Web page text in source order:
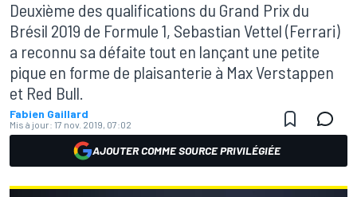
Deuxième des qualifications du Grand Prix du
Brésil 2019 de Formule 1, Sebastian Vettel (Ferrari)
a reconnu sa défaite tout en lançant une petite
pique en forme de plaisanterie à Max Verstappen
et Red Bull.
Fabien Gaillard
Mis à jour: 17 nov. 2019, 07:02
AJOUTER COMME SOURCE PRIVILÉGIÉE